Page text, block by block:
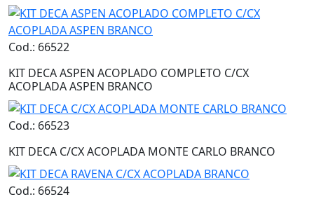
Cod.: 66522
KIT DECA ASPEN ACOPLADO COMPLETO C/CX
ACOPLADA ASPEN BRANCO
Cod.: 66523
KIT DECA C/CX ACOPLADA MONTE CARLO BRANCO
Cod.: 66524